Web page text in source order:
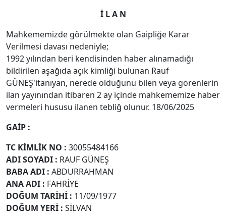
İ L A N
Mahkememizde görülmekte olan Gaipliğe Karar
Verilmesi davası nedeniyle;
1992 yılından beri kendisinden haber alınamadığı
bildirilen aşağıda açık kimliği bulunan Rauf
GÜNEŞ'itanıyan, nerede olduğunu bilen veya görenlerin
ilan yayınından itibaren 2 ay içinde mahkememize haber
vermeleri hususu ilanen tebliğ olunur. 18/06/2025
GAİP :
TC KİMLİK NO : 30055484166
ADI SOYADI : RAUF GÜNEŞ
BABA ADI : ABDURRAHMAN
ANA ADI : FAHRİYE
DOĞUM TARİHİ : 11/09/1977
DOĞUM YERİ : SİLVAN